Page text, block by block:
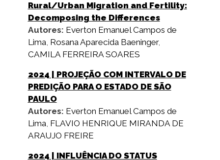
Rural/Urban Migration and Fertility:
Decomposing the Differences
Autores: Everton Emanuel Campos de
Lima, Rosana Aparecida Baeninger,
CAMILA FERREIRA SOARES
2024 | PROJEÇÃO COM INTERVALO DE
PREDIÇÃO PARA O ESTADO DE SÃO
PAULO
Autores: Everton Emanuel Campos de
Lima, FLAVIO HENRIQUE MIRANDA DE
ARAUJO FREIRE
2024 | INFLUÊNCIA DO STATUS